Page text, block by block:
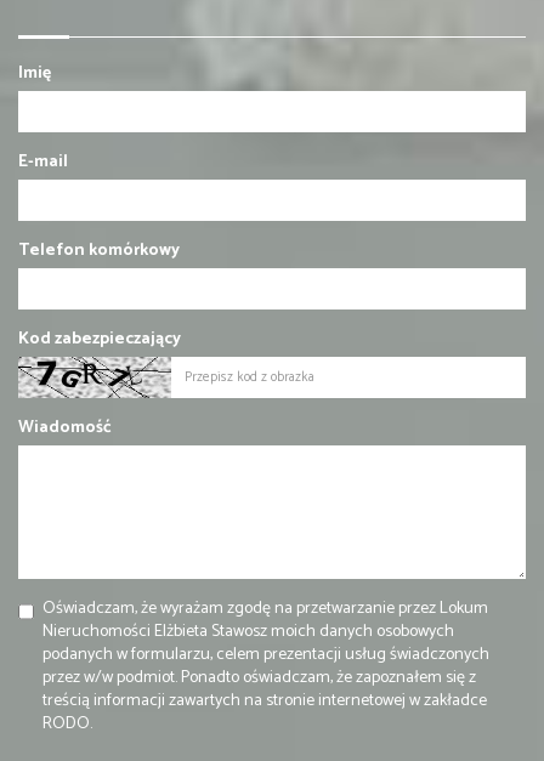
Imię
E-mail
Telefon komórkowy
Kod zabezpieczający
Wiadomość
Oświadczam, że wyrażam zgodę na przetwarzanie przez Lokum
Nieruchomości Elżbieta Stawosz moich danych osobowych
podanych w formularzu, celem prezentacji usług świadczonych
przez w/w podmiot. Ponadto oświadczam, że zapoznałem się z
treścią informacji zawartych na stronie internetowej w zakładce
RODO.